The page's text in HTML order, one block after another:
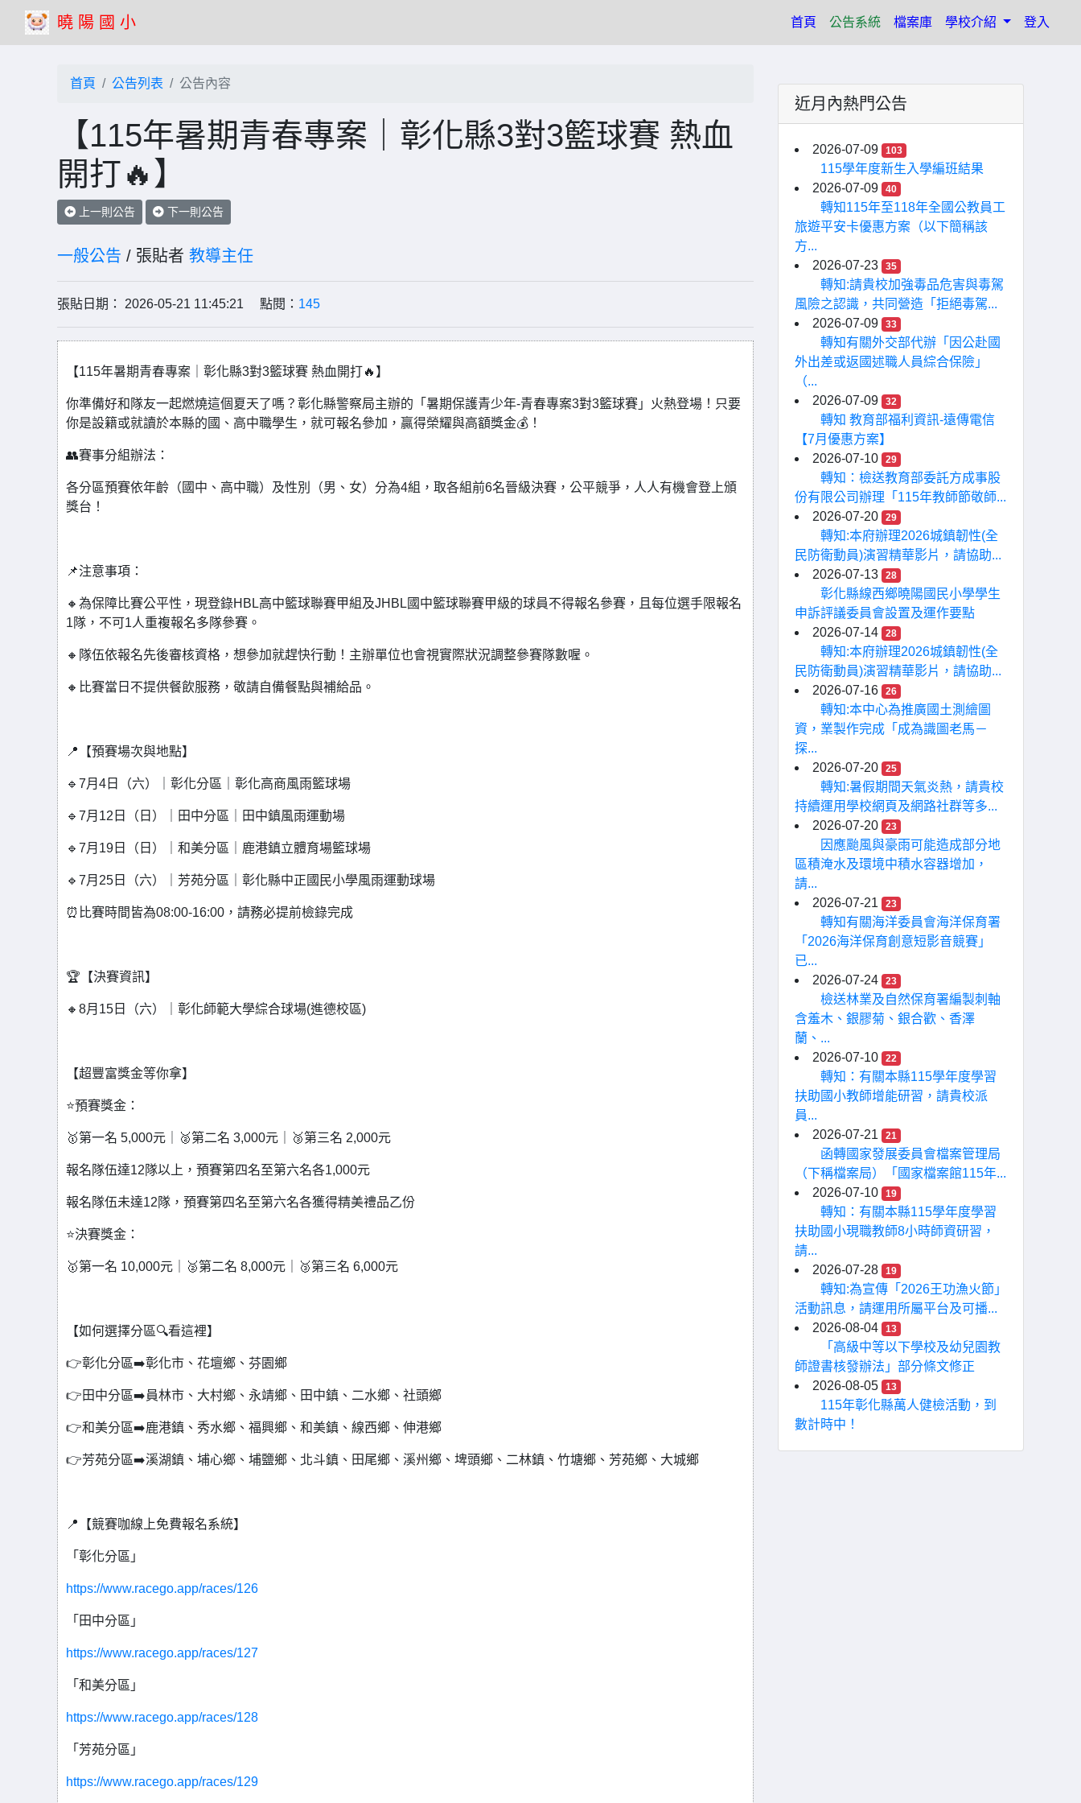
曉 陽 國 小 首頁 (current)
公告系統 檔案庫 學校介紹 登入
首頁 公告列表 公告內容
【115年暑期青春專案｜彰化縣3對3籃球賽 熱血
開打🔥】
上一則公告 下一則公告
一般公告 / 張貼者 教導主任
張貼日期： 2026-05-21 11:45:21 點閱： 145
【115年暑期青春專案｜彰化縣3對3籃球賽 熱血開打🔥】
你準備好和隊友一起燃燒這個夏天了嗎？彰化縣警察局主辦的「暑期保護青少年-青春專案3對3籃球賽」火熱登場！只要
你是設籍或就讀於本縣的國、高中職學生，就可報名參加，贏得榮耀與高額獎金💰！
👥賽事分組辦法：
各分區預賽依年齡（國中、高中職）及性別（男、女）分為4組，取各組前6名晉級決賽，公平競爭，人人有機會登上頒
獎台！
📌注意事項：
🔸為保障比賽公平性，現登錄HBL高中籃球聯賽甲組及JHBL國中籃球聯賽甲級的球員不得報名參賽，且每位選手限報名
1隊，不可1人重複報名多隊參賽。
🔸隊伍依報名先後審核資格，想參加就趕快行動！主辦單位也會視實際狀況調整參賽隊數喔。
🔸比賽當日不提供餐飲服務，敬請自備餐點與補給品。
📍【預賽場次與地點】
🔹7月4日（六）｜彰化分區｜彰化高商風雨籃球場
🔹7月12日（日）｜田中分區｜田中鎮風雨運動場
🔹7月19日（日）｜和美分區｜鹿港鎮立體育場籃球場
🔹7月25日（六）｜芳苑分區｜彰化縣中正國民小學風雨運動球場
⏰比賽時間皆為08:00-16:00，請務必提前檢錄完成
🏆【決賽資訊】
🔸8月15日（六）｜彰化師範大學綜合球場(進德校區)
【超豐富獎金等你拿】
⭐預賽獎金：
🥇第一名 5,000元｜🥈第二名 3,000元｜🥉第三名 2,000元
報名隊伍達12隊以上，預賽第四名至第六名各1,000元
報名隊伍未達12隊，預賽第四名至第六名各獲得精美禮品乙份
⭐決賽獎金：
🥇第一名 10,000元｜🥈第二名 8,000元｜🥉第三名 6,000元
【如何選擇分區🔍看這裡】
👉彰化分區➡️彰化市、花壇鄉、芬園鄉
👉田中分區➡️員林市、大村鄉、永靖鄉、田中鎮、二水鄉、社頭鄉
👉和美分區➡️鹿港鎮、秀水鄉、福興鄉、和美鎮、線西鄉、伸港鄉
👉芳苑分區➡️溪湖鎮、埔心鄉、埔鹽鄉、北斗鎮、田尾鄉、溪州鄉、埤頭鄉、二林鎮、竹塘鄉、芳苑鄉、大城鄉
📍【競賽咖線上免費報名系統】
「彰化分區」
https://www.racego.app/races/126
「田中分區」
https://www.racego.app/races/127
「和美分區」
https://www.racego.app/races/128
「芳苑分區」
https://www.racego.app/races/129
近月內熱門公告
2026-07-09 103
115學年度新生入學編班結果
2026-07-09
40
轉知115年至118年全國公教員工
旅遊平安卡優惠方案（以下簡稱該
方...
2026-07-23
35
轉知:請貴校加強毒品危害與毒駕
風險之認識，共同營造「拒絕毒駕...
2026-07-09
33
轉知有關外交部代辦「因公赴國
外出差或返國述職人員綜合保險」
（...
2026-07-09
32
轉知 教育部福利資訊-遠傳電信
【7月優惠方案】
2026-07-10
29
轉知：檢送教育部委託方成事股
份有限公司辦理「115年教師節敬師...
2026-07-20
29
轉知:本府辦理2026城鎮韌性(全
民防衛動員)演習精華影片，請協助...
2026-07-13
28
彰化縣線西鄉曉陽國民小學學生
申訴評議委員會設置及運作要點
2026-07-14
28
轉知:本府辦理2026城鎮韌性(全
民防衛動員)演習精華影片，請協助...
2026-07-16
26
轉知:本中心為推廣國土測繪圖
資，業製作完成「成為識圖老馬－
探...
2026-07-20
25
轉知:暑假期間天氣炎熱，請貴校
持續運用學校網頁及網路社群等多...
2026-07-20
23
因應颱風與豪雨可能造成部分地
區積淹水及環境中積水容器增加，
請...
2026-07-21
23
轉知有關海洋委員會海洋保育署
「2026海洋保育創意短影音競賽」
已...
2026-07-24
23
檢送林業及自然保育署編製刺軸
含羞木、銀膠菊、銀合歡、香澤
蘭、...
2026-07-10
22
轉知：有關本縣115學年度學習
扶助國小教師增能研習，請貴校派
員...
2026-07-21
21
函轉國家發展委員會檔案管理局
（下稱檔案局）「國家檔案館115年...
2026-07-10
19
轉知：有關本縣115學年度學習
扶助國小現職教師8小時師資研習，
請...
2026-07-28
19
轉知:為宣傳「2026王功漁火節」
活動訊息，請運用所屬平台及可播...
2026-08-04
13
「高級中等以下學校及幼兒園教
師證書核發辦法」部分條文修正
2026-08-05
13
115年彰化縣萬人健檢活動，到
數計時中！